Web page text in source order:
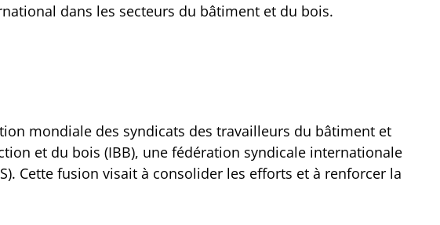
dans les secteurs du bâtiment et du bois.
mondiale des syndicats des travailleurs du bâtiment et
et du bois (IBB), une fédération syndicale internationale
Cette fusion visait à consolider les efforts et à renforcer la